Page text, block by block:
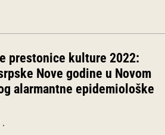
prestonice kulture 2022:
Nove godine u Novom
alarmantne epidemiološke